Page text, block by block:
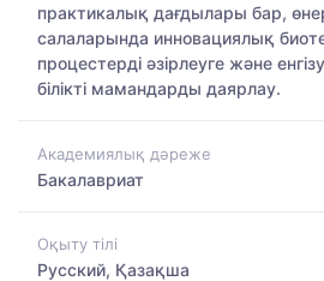
практикалық дағдылары бар,
салаларында инновациялық
процестерді әзірлеуге және
білікті мамандарды даярлау.
Академиялық дәреже
Бакалавриат
Оқыту тілі
Русский, Қазақша